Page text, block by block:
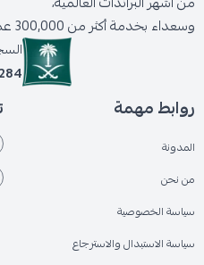
وسعداء بخدمة أكثر من 300,000 عميل حول المملكة.
روابط مهمة
المدونة
من نحن
سياسة الخصوصية
سياسة الاستبدال والاسترجاع